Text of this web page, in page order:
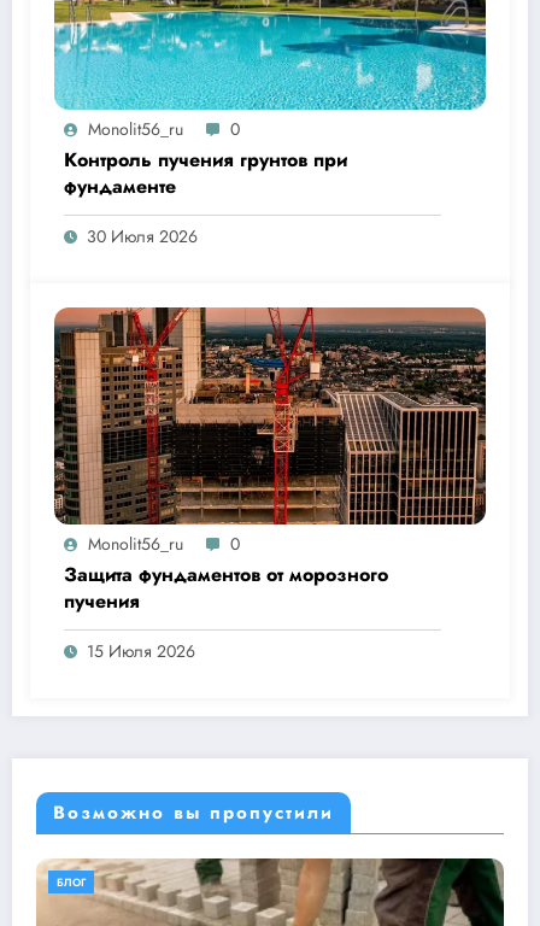
Monolit56_ru 0
Контроль пучения грунтов при
фундаменте
30 Июля 2026
Monolit56_ru 0
Защита фундаментов от морозного
пучения
15 Июля 2026
Возможно вы пропустили
БЛОГ